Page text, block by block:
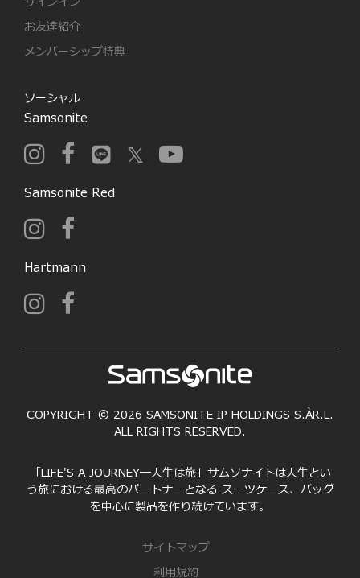
お友達紹介
メンバーシップ特典
ソーシャル
Samsonite
Samsonite Red
Hartmann
COPYRIGHT © 2026 SAMSONITE IP HOLDINGS S.ÀR.L.
ALL RIGHTS RESERVED.
「LIFE'S A JOURNEY―人生は旅」サムソナイトは人生とい
う旅における最高のパートナーとなる スーツケース、バッグ
を中心に製品を作り続けています。
サイトマップ
利用規約